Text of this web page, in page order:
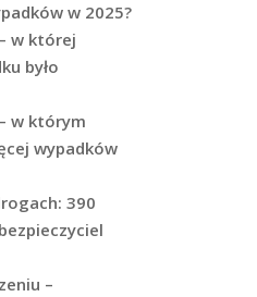
w 2025?
w której
było
w którym
wypadków
390
–